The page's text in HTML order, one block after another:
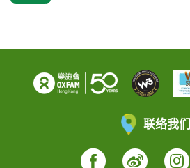
联络我们